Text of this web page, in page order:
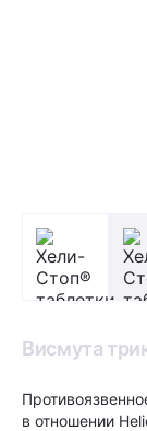
Висмута
в отношении